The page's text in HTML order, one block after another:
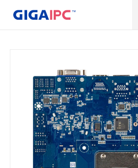
Produkteinführung
Motherboard in Industriequalität
Eingebettete Systeme
Module und Kits